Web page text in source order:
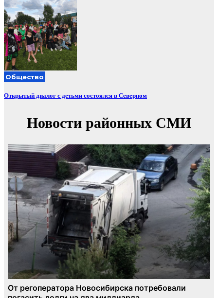
Общество
Открытый диалог с детьми состоялся в Северном